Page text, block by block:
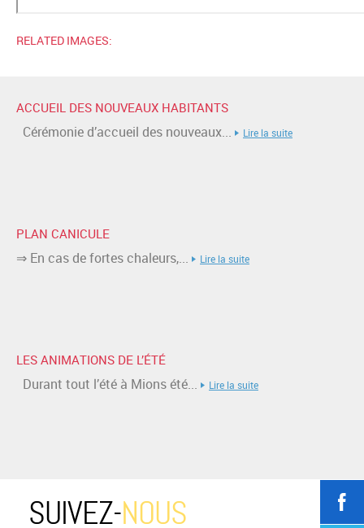
RELATED IMAGES:
ACCUEIL DES NOUVEAUX HABITANTS
Cérémonie d’accueil des nouveaux... Lire la suite
PLAN CANICULE
⇒ En cas de fortes chaleurs,... Lire la suite
LES ANIMATIONS DE L’ÉTÉ
Durant tout l’été à Mions été... Lire la suite
SUIVEZ-NOUS